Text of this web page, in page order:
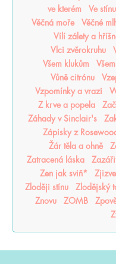
ve kterém
Ve
Věčná moře
Věčné
Vílí zálety a
Vlci zvěrokruhu
Všem klukům
Vůně citrónu
Vzpomínky a vrazi
Z krve a popela
Záhady v Sinclair's
Zápisky z
Žár těla a ohně
Zatracená láska
Zen jak sviň*
Zloději stínu
Zlodějský
Znovu
ZOMB